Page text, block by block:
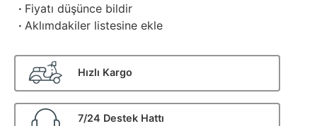
· Fiyatı düşünce bildir
· Aklımdakiler listesine ekle
Hızlı Kargo
7/24 Destek Hattı